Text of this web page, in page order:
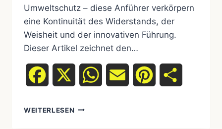
Umweltschutz – diese Anführer verkörpern
eine Kontinuität des Widerstands, der
Weisheit und der innovativen Führung.
Dieser Artikel zeichnet den…
Facebook WhatsAppEmail Pinterest
WEITERLESEN VON